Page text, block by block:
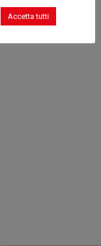
220Accetta tutti